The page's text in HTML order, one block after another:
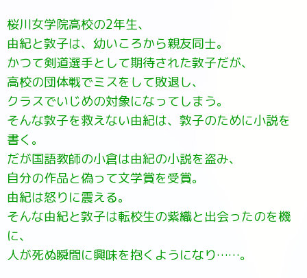
桜川女学院高校の2年生、
由紀と敦子は、幼いころから親友同士。
かつて剣道選手として期待された敦子だが、
高校の団体戦でミスをして敗退し、
クラスでいじめの対象になってしまう。
そんな敦子を救えない由紀は、敦子のために小説を
書く。
だが国語教師の小倉は由紀の小説を盗み、
自分の作品と偽って文学賞を受賞。
由紀は怒りに震える。
そんな由紀と敦子は転校生の紫織と出会ったのを機
に、
人が死ぬ瞬間に興味を抱くようになり……。